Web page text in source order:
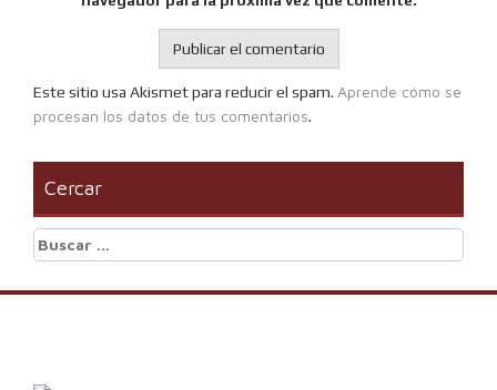
Este sitio usa Akismet para reducir el spam. Aprende cómo se
procesan los datos de tus comentarios.
Cercar
Buscar: